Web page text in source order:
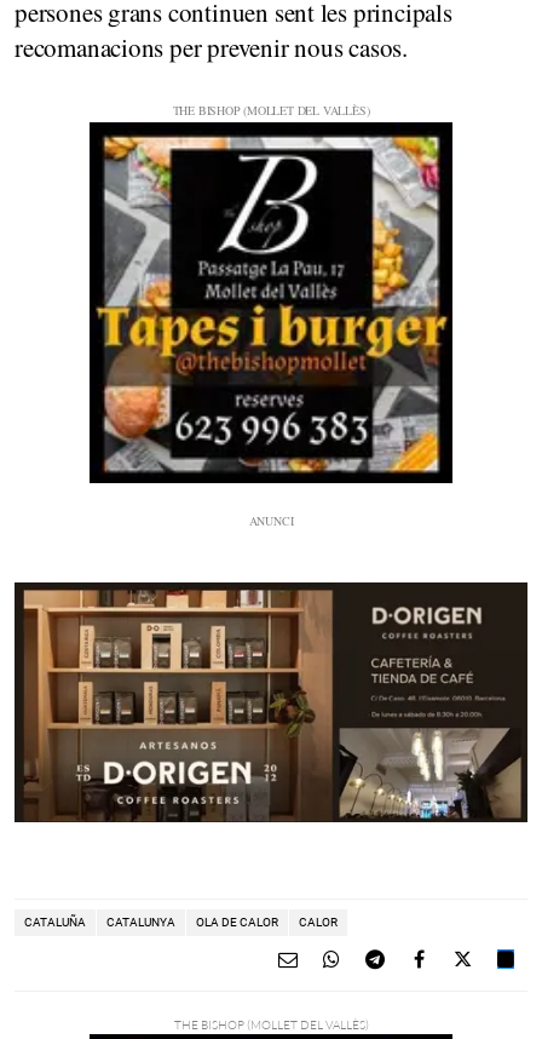
persones grans continuen sent les principals
recomanacions per prevenir nous casos.
CATALUÑA CATALUNYA OLA DE CALOR CALOR